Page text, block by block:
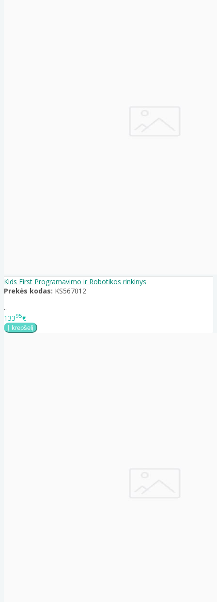
Kids First Programavimo ir Robotikos rinkinys
Prekės kodas: KS567012
..
13395€